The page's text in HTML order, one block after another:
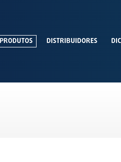
PRODUTOS DISTRIBUIDORES